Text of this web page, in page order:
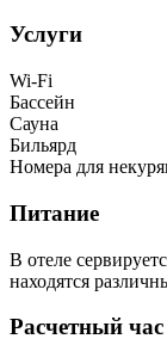
Услуги
Wi-Fi
Бассейн
Сауна
Бильярд
Номера для
Питание
В отеле
находятся
Расчетный час